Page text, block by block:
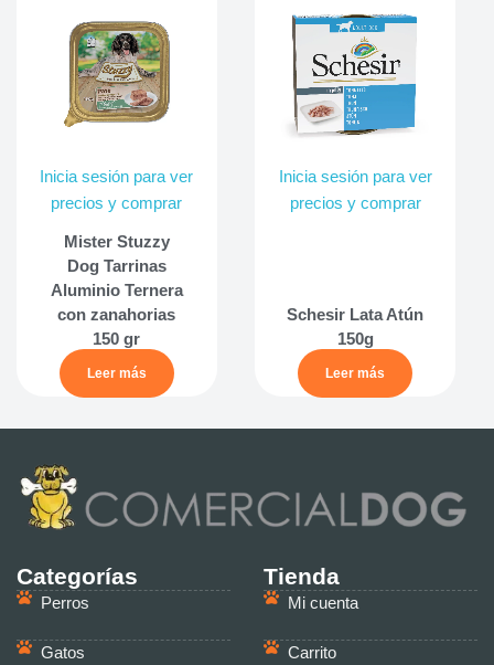
Inicia sesión para ver
precios y comprar
Mister Stuzzy
Dog Tarrinas
Aluminio Ternera
con zanahorias
150 gr
Leer más
Inicia sesión para ver
precios y comprar
Schesir Lata Atún
150g
Leer más
Categorías
Perros
Gatos
Tienda
Mi cuenta
Carrito